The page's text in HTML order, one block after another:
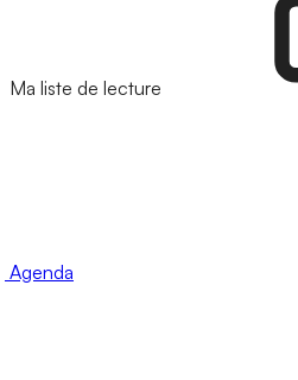
Ma liste de lecture
Agenda